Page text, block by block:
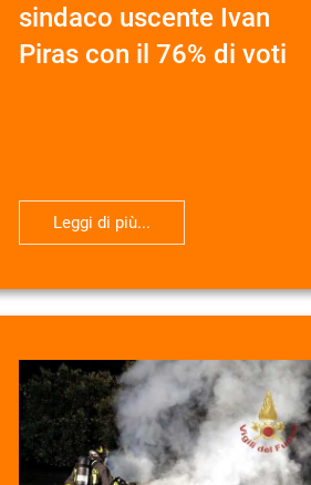
sindaco uscente Ivan
Piras con il 76% di voti
Leggi di più...